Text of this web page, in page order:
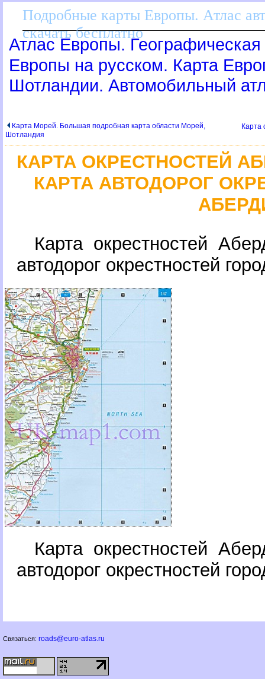
Подробные карты Европы. Атлас
скачать бесплатно
Атлас Европы. Географическая
Европы на русском. Карта
Шотландии. Автомобильный
Карта Морей. Большая подробная карта области Морей,
Шотландия
Карта
КАРТА ОКРЕСТНОСТЕЙ
КАРТА АВТОДОРОГ
Карта окрестностей
автодорог окрестностей
Карта окрестностей
автодорог окрестностей
Связаться: roads@euro-atlas.ru